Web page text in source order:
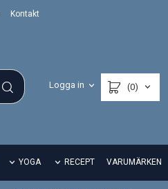
Kontakt
Logga in (0)
YOGA RECEPT VARUMÄRKEN